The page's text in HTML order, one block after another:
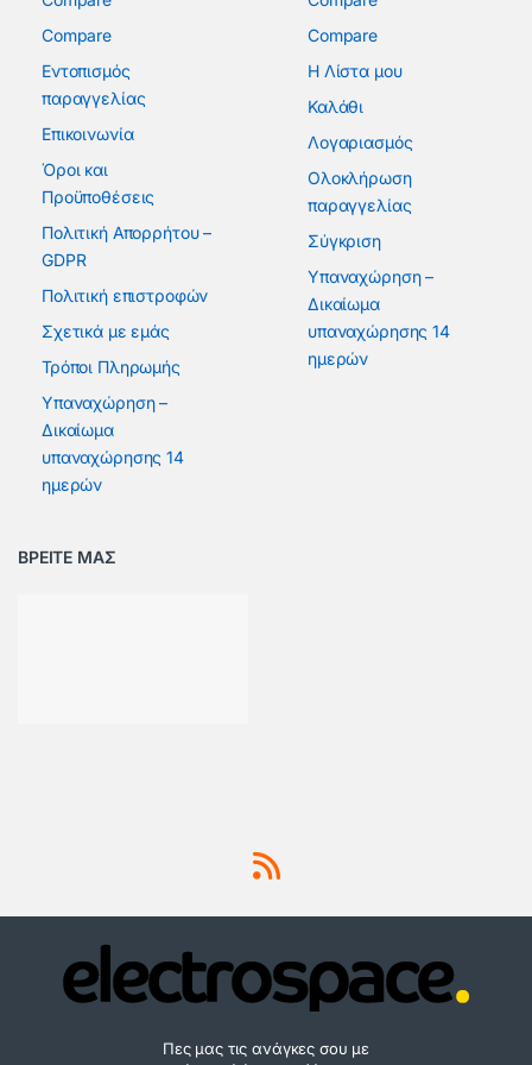
Compare
Εντοπισμός
παραγγελίας
Επικοινωνία
Όροι και
Προϋποθέσεις
Πολιτική Απορρήτου –
GDPR
Πολιτική επιστροφών
Σχετικά με εμάς
Τρόποι Πληρωμής
Υπαναχώρηση –
Δικαίωμα
υπαναχώρησης 14
ημερών
Compare
Η Λίστα μου
Καλάθι
Λογαριασμός
Ολοκλήρωση
παραγγελίας
Σύγκριση
Υπαναχώρηση –
Δικαίωμα
υπαναχώρησης 14
ημερών
ΒΡΕΙΤΕ ΜΑΣ
Πες μας τις ανάγκες σου με